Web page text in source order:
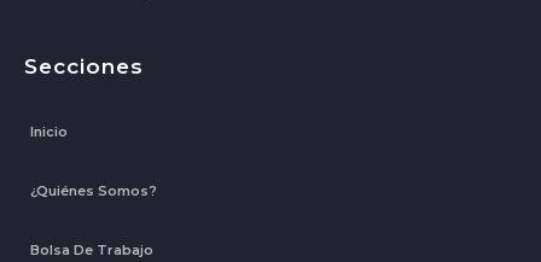
Secciones
Inicio
¿Quiénes Somos?
Bolsa De Trabajo